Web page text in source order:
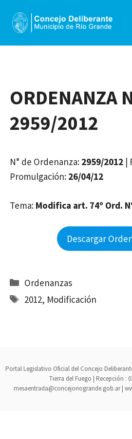
contenido
ORDENANZA
2959/2012
N° de Ordenanza: 2959/2012 |
Promulgación: 26/04/12
Tema: Modifica art. 74º Ord.
Descargar
Categorías
Ordenanzas
Etiquetas
2012, Modificación
Portal Legislativo Oficial del Concejo
Tierra del Fuego | Recepción :
mesaentrada@concejoriogrande.gob.ar |